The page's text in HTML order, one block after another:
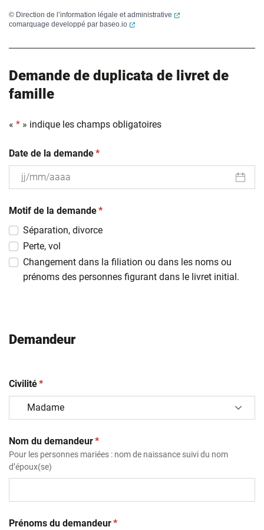
© Direction de l’information légale et administrative
(ouverture dans un
comarquage developpé par baseo.io (ouverture dans un nouvel onglet)
Demande de duplicata de livret de
famille
« * » indique les champs obligatoires
Date de la demande(obligatoire)
*
slash
MM
slash
AAAA
Motif de la demande(obligatoire)
*
Séparation, divorce
Perte, vol
Changement dans la filiation ou dans les noms ou
prénoms des personnes figurant dans le livret initial.
Demandeur
Civilité(obligatoire)
*
Nom du demandeur(obligatoire)
*
Pour les personnes mariées : nom de naissance suivi du nom
d’époux(se)
Prénoms du demandeur(obligatoire)
*